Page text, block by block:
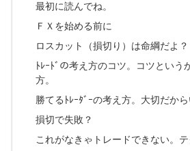
最初に読んでね。
ＦＸを始める前に
ロスカット（損切り）は命綱だよ？
ﾄﾚｰﾄﾞの考え方のコツ。コツという
方。
勝てるﾄﾚｰﾀﾞｰの考え方。大切だか
損切で失敗？
これがなきゃトレードできない。